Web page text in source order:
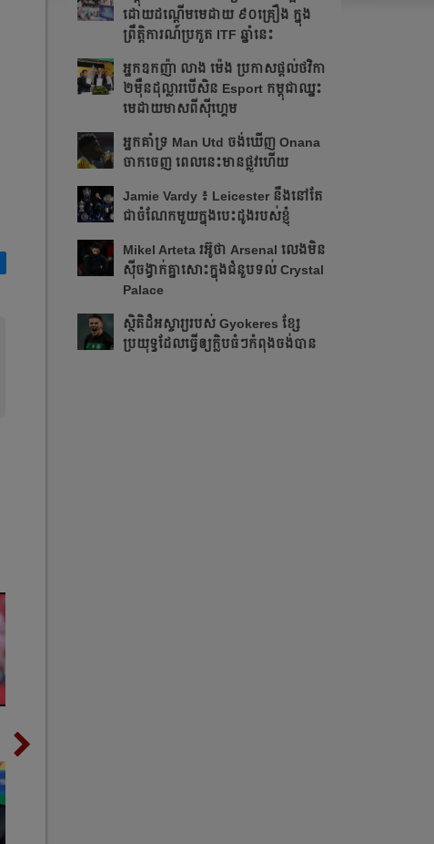
ដោយដណ្ដើមមេដាយ​ ៩០គ្រឿង ក្នុង
ព្រឹត្ដិការណ៍ប្រកួត ITF​ ឆ្នាំនេះ
អ្នក​ឧកញ៉ា លាង ម៉េង ​ប្រកាស​ផ្ដល់​ថវិកា​
២​ម៉ឺន​ដុល្លារ​បើ​សិន​​ Esport កម្ពុជា​​ឈ្នះ​​
មេដាយ​មាស​ពី​ស៊ីហ្គេម​
អ្នក​គាំទ្រ Man Utd ចង់​ឃើញ Onana
ចាកចេញ​ ពេលនេះ​មាន​ផ្លូវ​ហើយ​​
Jamie Vardy ៖ Leicester នឹង​នៅ​តែ​
ជា​ចំណែក​មួយ​ក្នុង​បេះដូង​របស់​ខ្ញុំ​
Mikel Arteta ​រអ៊ូ​ថា​​ Arsenal លេង​មិន​
ស៊ី​ចង្វាក់​គ្នា​​សោះ​ក្នុង​ជំនួប​ទល់ Crystal
Palace
​ស្ថិតិ​ដ៏​អស្ចារ្យ​​របស់ Gyokeres ខ្សែ​
ប្រយុទ្ធ​ដែល​​ធ្វើ​ឲ្យ​ក្លិប​ធំៗ​កំពុង​ចង់បាន​